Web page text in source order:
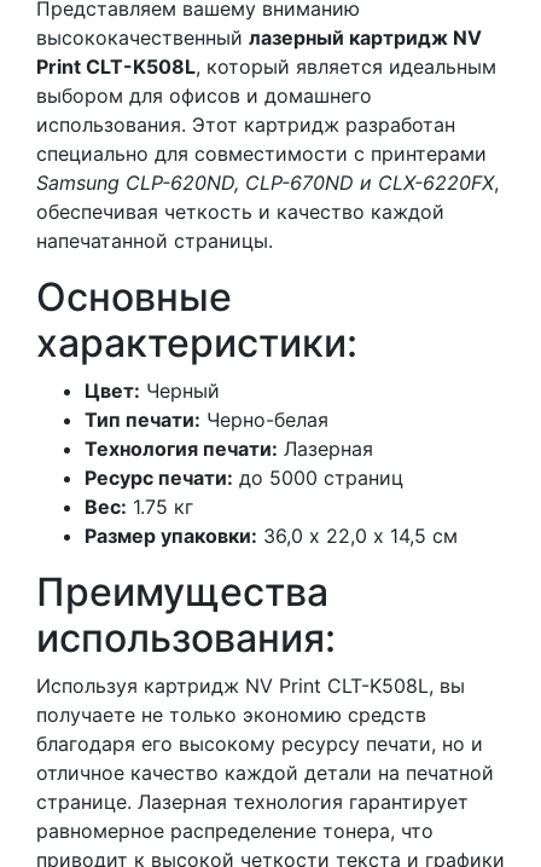
Представляем вашему вниманию
высококачественный лазерный картридж NV
Print CLT-K508L, который является идеальным
выбором для офисов и домашнего
использования. Этот картридж разработан
специально для совместимости с принтерами
Samsung CLP-620ND, CLP-670ND и CLX-6220FX,
обеспечивая четкость и качество каждой
напечатанной страницы.
Основные
характеристики:
Цвет: Черный
Тип печати: Черно-белая
Технология печати: Лазерная
Ресурс печати: до 5000 страниц
Вес: 1.75 кг
Размер упаковки: 36,0 х 22,0 х 14,5 см
Преимущества
использования:
Используя картридж NV Print CLT-K508L, вы
получаете не только экономию средств
благодаря его высокому ресурсу печати, но и
отличное качество каждой детали на печатной
странице. Лазерная технология гарантирует
равномерное распределение тонера, что
приводит к высокой четкости текста и графики